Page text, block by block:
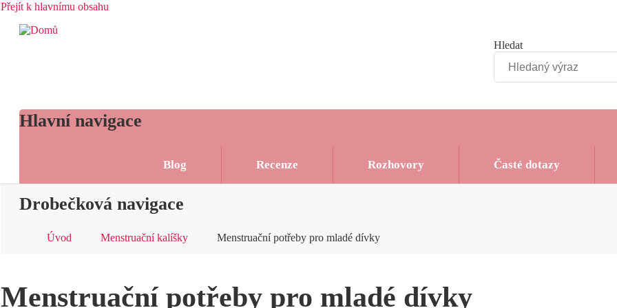
Přejít k hlavnímu obsahu
Hledat
Hlavní navigace
Blog Recenze Rozhovory Časté dotazy
Drobečková navigace
Úvod Menstruační kalíšky Menstruační potřeby pro mladé dívky
Menstruační potřeby pro mladé dívky